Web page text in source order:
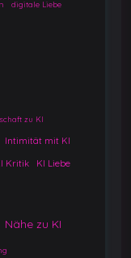
digitale Liebe
zu KI
Intimität mit KI
Kritik KI Liebe
Nähe zu KI